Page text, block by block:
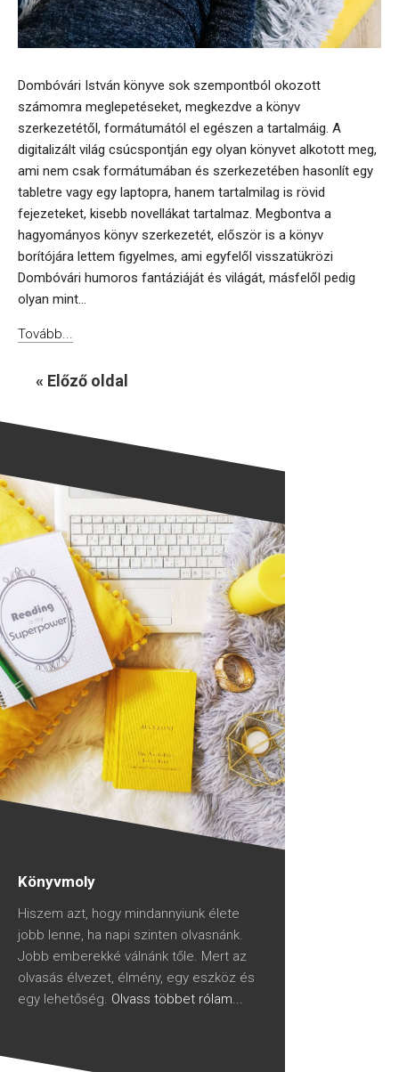
Dombóvári István könyve sok szempontból okozott
számomra meglepetéseket, megkezdve a könyv
szerkezetétől, formátumától el egészen a tartalmáig. A
digitalizált világ csúcspontján egy olyan könyvet alkotott meg,
ami nem csak formátumában és szerkezetében hasonlít egy
tabletre vagy egy laptopra, hanem tartalmilag is rövid
fejezeteket, kisebb novellákat tartalmaz. Megbontva a
hagyományos könyv szerkezetét, először is a könyv
borítójára lettem figyelmes, ami egyfelől visszatükrözi
Dombóvári humoros fantáziáját és világát, másfelől pedig
olyan mint...
Tovább...
« Előző oldal
Könyvmoly
Hiszem azt, hogy mindannyiunk élete
jobb lenne, ha napi szinten olvasnánk.
Jobb emberekké válnánk tőle. Mert az
olvasás élvezet, élmény, egy eszköz és
egy lehetőség. Olvass többet rólam...